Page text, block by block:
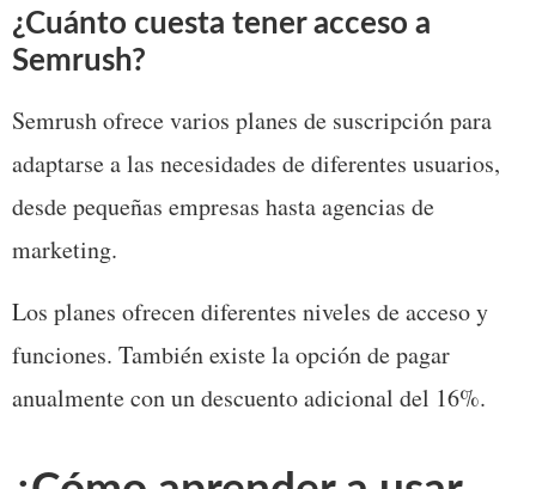
¿Cuánto cuesta tener acceso a
Semrush?
Semrush ofrece varios planes de suscripción para
adaptarse a las necesidades de diferentes usuarios,
desde pequeñas empresas hasta agencias de
marketing.
Los planes ofrecen diferentes niveles de acceso y
funciones. También existe la opción de pagar
anualmente con un descuento adicional del 16%.